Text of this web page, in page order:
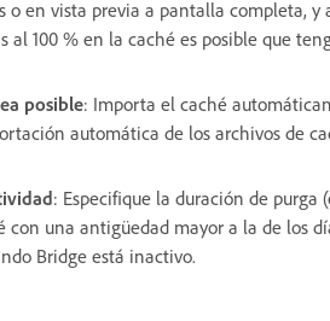
en vista previa a pantalla completa, y
100 % en la caché es posible que
posible: Importa el caché
automática de los archivos de
: Especifique la duración de purga
una antigüedad mayor a la de los
Bridge está inactivo.